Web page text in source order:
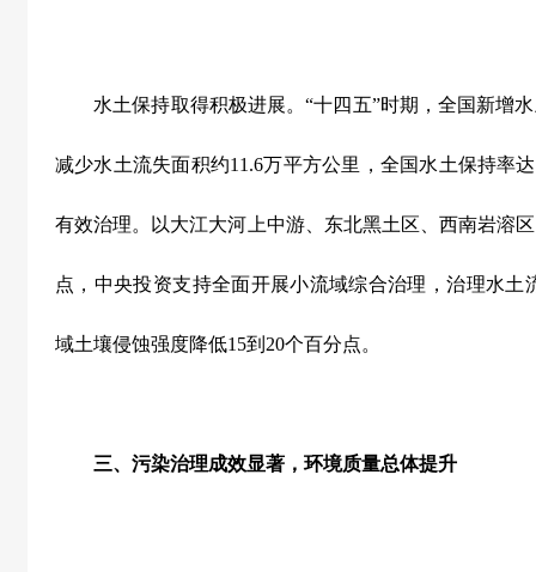
水土保持取得积极进展。“十四五”时期，全国新增
减少水土流失面积约11.6万平方公里，全国水土保持率
有效治理。以大江大河上中游、东北黑土区、西南岩溶
点，中央投资支持全面开展小流域综合治理，治理水土
域土壤侵蚀强度降低15到 20个百分点。
三、污染治理成效显著，环境质量总体提升